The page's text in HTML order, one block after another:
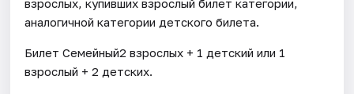
взрослых, купивших взрослый билет категории,
аналогичной категории детского билета.
Билет Семейный2 взрослых + 1 детский или 1
взрослый + 2 детских.